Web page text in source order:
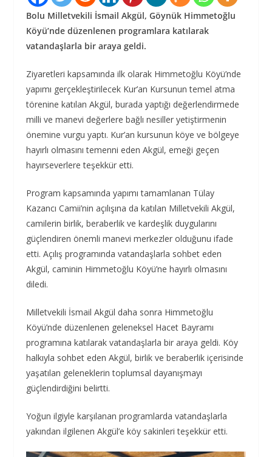
Bolu Milletvekili İsmail Akgül, Göynük Himmetoğlu
Köyü’nde düzenlenen programlara katılarak
vatandaşlarla bir araya geldi.
Ziyaretleri kapsamında ilk olarak Himmetoğlu Köyü’nde
yapımı gerçekleştirilecek Kur’an Kursunun temel atma
törenine katılan Akgül, burada yaptığı değerlendirmede
milli ve manevi değerlere bağlı nesiller yetiştirmenin
önemine vurgu yaptı. Kur’an kursunun köye ve bölgeye
hayırlı olmasını temenni eden Akgül, emeği geçen
hayırseverlere teşekkür etti.
Program kapsamında yapımı tamamlanan Tülay
Kazancı Camii’nin açılışına da katılan Milletvekili Akgül,
camilerin birlik, beraberlik ve kardeşlik duygularını
güçlendiren önemli manevi merkezler olduğunu ifade
etti. Açılış programında vatandaşlarla sohbet eden
Akgül, caminin Himmetoğlu Köyü’ne hayırlı olmasını
diledi.
Milletvekili İsmail Akgül daha sonra Himmetoğlu
Köyü’nde düzenlenen geleneksel Hacet Bayramı
programına katılarak vatandaşlarla bir araya geldi. Köy
halkıyla sohbet eden Akgül, birlik ve beraberlik içerisinde
yaşatılan geleneklerin toplumsal dayanışmayı
güçlendirdiğini belirtti.
Yoğun ilgiyle karşılanan programlarda vatandaşlarla
yakından ilgilenen Akgül’e köy sakinleri teşekkür etti.